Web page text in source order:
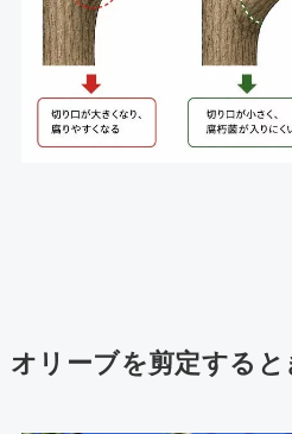
オリーブを剪定すると